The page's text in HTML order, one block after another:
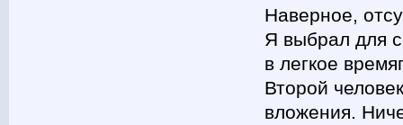
Наверное,
Я выбрал для
в легкое
Второй
вложения.